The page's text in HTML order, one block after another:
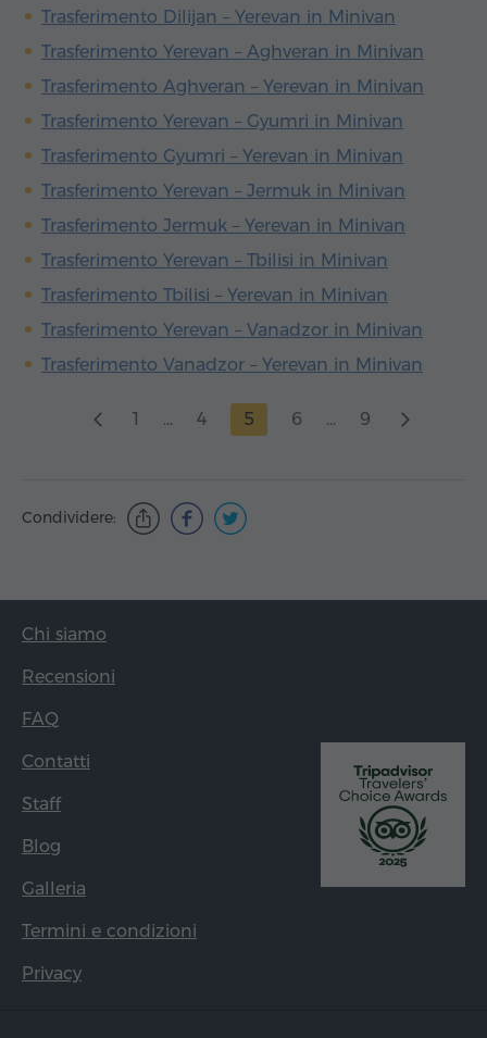
Trasferimento Dilijan – Yerevan in Minivan
Trasferimento Yerevan – Aghveran in Minivan
Trasferimento Aghveran – Yerevan in Minivan
Trasferimento Yerevan – Gyumri in Minivan
Trasferimento Gyumri – Yerevan in Minivan
Trasferimento Yerevan – Jermuk in Minivan
Trasferimento Jermuk – Yerevan in Minivan
Trasferimento Yerevan – Tbilisi in Minivan
Trasferimento Tbilisi – Yerevan in Minivan
Trasferimento Yerevan – Vanadzor in Minivan
Trasferimento Vanadzor – Yerevan in Minivan
1 ... 4 5 6 ... 9
Condividere:
Chi siamo
Recensioni
FAQ
Contatti
Staff
Blog
Galleria
Termini e condizioni
Privacy